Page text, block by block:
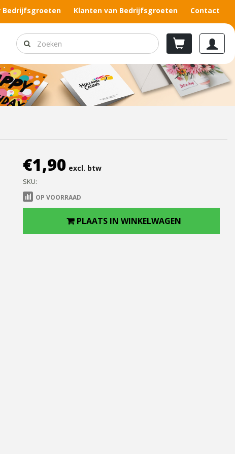
Contact
Klanten van Bedrijfsgroeten
Bedrijfsgroeten
€1,90 excl. btw
SKU:
OP VOORRAAD
PLAATS IN WINKELWAGEN